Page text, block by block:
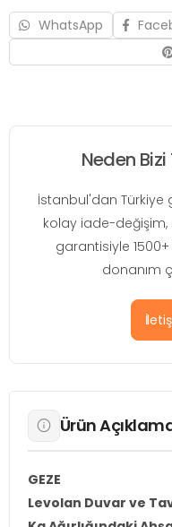
WhatsApp
Neden
İstanbul'dan Türkiye
kolay iade-
garantisiyle
donanım
Ürün
GEZE
Levolan Duvar ve